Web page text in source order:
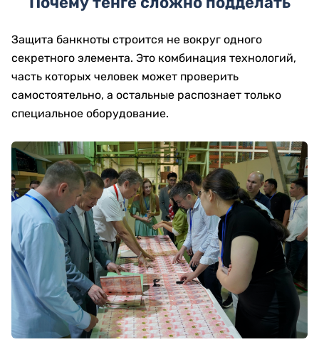
Защита банкноты строится не вокруг одного
секретного элемента. Это комбинация технологий,
часть которых человек может проверить
самостоятельно, а остальные распознает только
специальное оборудование.